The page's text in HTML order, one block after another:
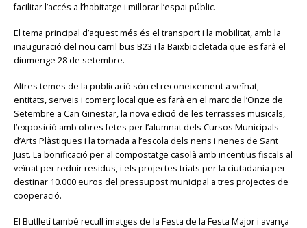
facilitar l’accés a l’habitatge i millorar l’espai públic.
El tema principal d’aquest més és el transport i la mobilitat, amb la
inauguració del nou carril bus B23 i la Baixbicicletada que es farà el
diumenge 28 de setembre.
Altres temes de la publicació són el reconeixement a veïnat,
entitats, serveis i comerç local que es farà en el marc de l’Onze de
Setembre a Can Ginestar, la nova edició de les terrasses musicals,
l’exposició amb obres fetes per l’alumnat dels Cursos Municipals
d’Arts Plàstiques i la tornada a l’escola dels nens i nenes de Sant
Just. La bonificació per al compostatge casolà amb incentius fiscals al
veïnat per reduir residus, i els projectes triats per la ciutadania per
destinar 10.000 euros del pressupost municipal a tres projectes de
cooperació.
El Butlletí també recull imatges de la Festa de la Festa Major i avança